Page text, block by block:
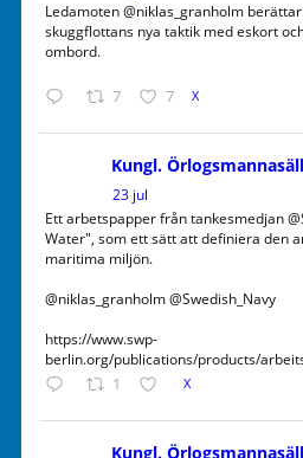
Ledamoten @niklas_granholm
skuggflottans nya taktik med eskort
ombord.
7 7 X
Kungl.
23 jul
Ett arbetspapper från tankesmedjan
Water", som ett sätt att definiera den
maritima miljön.
@niklas_granholm @Swedish_Navy
https://www.swp-
berlin.org/publications/products/
1 X
Kungl.